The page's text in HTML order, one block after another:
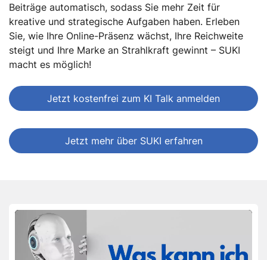
Beiträge automatisch, sodass Sie mehr Zeit für
kreative und strategische Aufgaben haben. Erleben
Sie, wie Ihre Online-Präsenz wächst, Ihre Reichweite
steigt und Ihre Marke an Strahlkraft gewinnt – SUKI
macht es möglich!
Jetzt kostenfrei zum KI Talk anmelden
Jetzt mehr über SUKI erfahren